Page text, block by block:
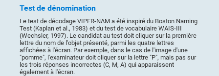
Test de dénomination
Le test de décodage VIPER-NAM a été inspiré du Boston Naming
Test (Kaplan et al., 1983) et du test de vocabulaire WAIS-III
(Wechsler, 1997). Le candidat au test doit cliquer sur la première
lettre du nom de l'objet présenté, parmi les quatre lettres
affichées à l'écran. Par exemple, dans le cas de l'image d'une
"pomme", l'examinateur doit cliquer sur la lettre "P", mais pas sur
les trois réponses incorrectes (C, M, A) qui apparaissent
également à l'écran.